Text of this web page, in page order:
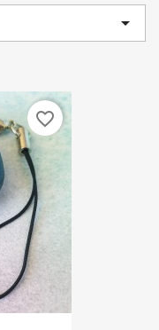

favorite_border